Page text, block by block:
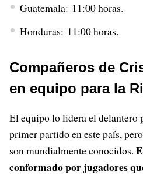
Guatemala: 11:00 horas.
Honduras: 11:00 horas.
Compañeros de
en equipo para la
El equipo lo lidera el delantero
primer partido en este país,
son mundialmente conocidos.
conformado por jugadores